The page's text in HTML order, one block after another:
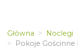
Główna
Noclegi
Pokoje Gościnne